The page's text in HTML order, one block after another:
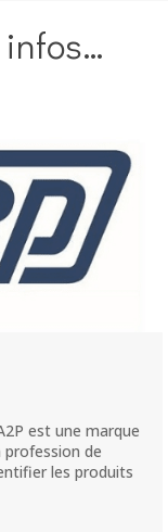
est une marque
profession de
les produits